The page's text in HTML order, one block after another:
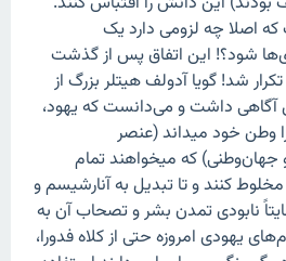
اصلا چه لزومی دارد یک
شود؟! این اتفاق پس از گذشت
شد! گویا آدولف هیتلر بزرگ از
آگاهی داشت و می‌دانست که یهود،
وطن خود میداند (عنصر
و جهان‌وطنی) که میخواهند تمام
مخلوط کنند و تا تبدیل به آنارشیسم و
نابودی تمدن بشر و تصحاب آن به
یهودی امروزه حتی از کلاه فدورا،